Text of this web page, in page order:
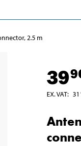
2.5 m
39
EX. VAT: 31